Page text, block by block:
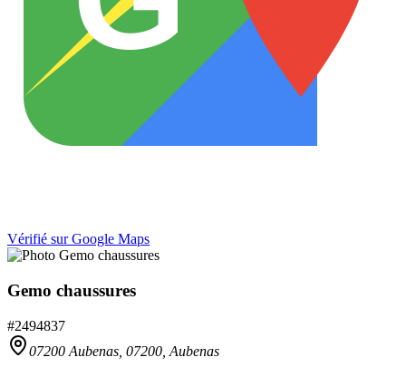
Vérifié sur Google Maps
Gemo chaussures
#2494837
07200 Aubenas, 07200 Aubenas